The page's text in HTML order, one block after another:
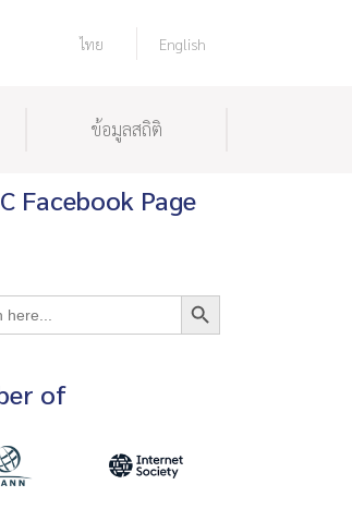
ไทย English
ข้อมูลสถิติ
Facebook Page
Search Button
of